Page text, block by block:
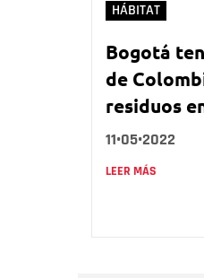
HÁBITAT
Bogotá
de
residuos
11•05•2022
LEER MÁS